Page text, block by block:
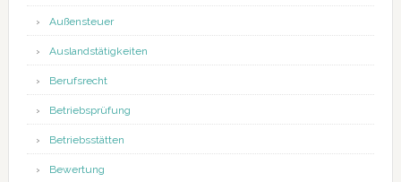
Außensteuer
Auslandstätigkeiten
Berufsrecht
Betriebsprüfung
Betriebsstätten
Bewertung